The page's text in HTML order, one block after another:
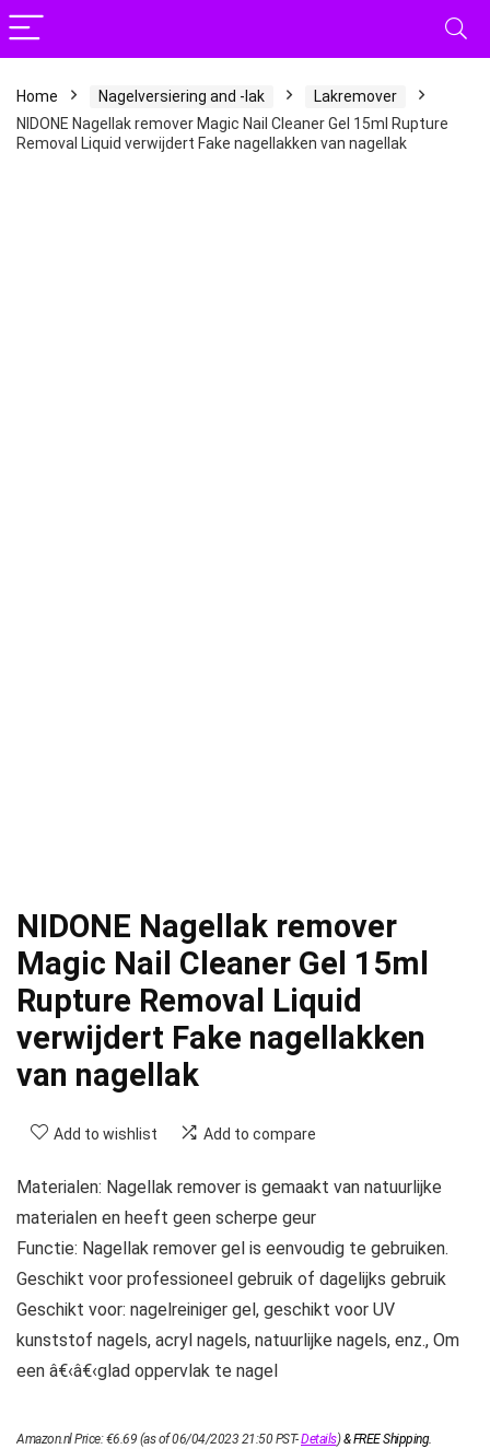
Home Nagelversiering and -lak
Lakremover
NIDONE Nagellak remover Magic Nail Cleaner Gel 15ml Rupture
Removal Liquid verwijdert Fake nagellakken van nagellak
NIDONE Nagellak remover
Magic Nail Cleaner Gel 15ml
Rupture Removal Liquid
verwijdert Fake nagellakken
van nagellak
Add to wishlist Add to compare
Materialen: Nagellak remover is gemaakt van natuurlijke
materialen en heeft geen scherpe geur
Functie: Nagellak remover gel is eenvoudig te gebruiken.
Geschikt voor professioneel gebruik of dagelijks gebruik
Geschikt voor: nagelreiniger gel, geschikt voor UV
kunststof nagels, acryl nagels, natuurlijke nagels, enz., Om
een â€‹â€‹glad oppervlak te nagel
Amazon.nl Price:€6.69 (as of 06/04/2023 21:50 PST-Details)&FREE Shipping.